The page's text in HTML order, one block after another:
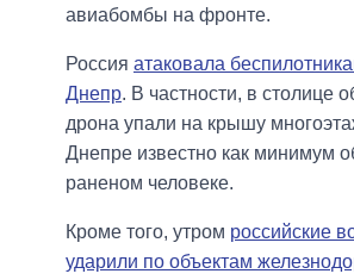
авиабомбы на фронте.
Россия атаковала
Днепр. В частности, в столице
дрона упали на крышу
Днепре известно как минимум
раненом человеке.
Кроме того, утром российские
ударили по объектам